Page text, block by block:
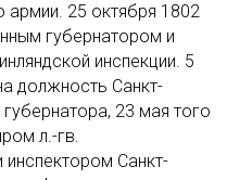
армии. 25 октября 1802
губернатором и
инспекции. 5
должность Санкт-
23 мая того
л.-гв.
Санкт-